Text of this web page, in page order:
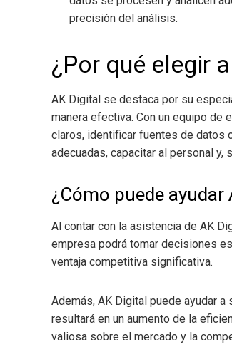
precisión del análisis.
¿Por qué elegir
AK Digital se destaca por su
manera efectiva. Con un equipo de
claros, identificar fuentes de datos
adecuadas, capacitar al personal
¿Cómo puede ayudar
Al contar con la asistencia de AK
empresa podrá tomar decisiones
ventaja competitiva significativa.
Además, AK Digital puede ayudar
resultará en un aumento de la
valiosa sobre el mercado y la